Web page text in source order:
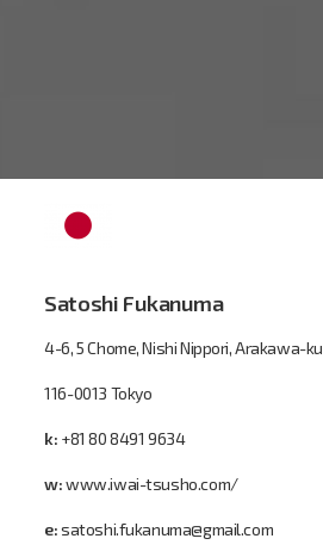
Satoshi Fukanuma
4-6, 5 Chome, Nishi Nippori, Arakawa-ku
116-0013 Tokyo
k: +81 80 8491 9634
w:www.iwai-tsusho.com/
e:satoshi.fukanuma@gmail.com